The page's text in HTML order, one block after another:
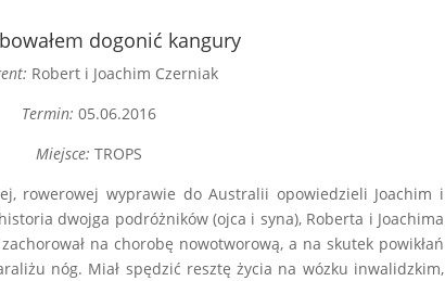
dogonić kangury
Robert i Joachim Czerniak
Termin: 05.06.2016
Miejsce: TROPS
rowerowej wyprawie do Australii opowiedzieli Joachim i
dwojga podróżników (ojca i syna), Roberta i Joachima
na chorobę nowotworową, a na skutek powikłań
nóg. Miał spędzić resztę życia na wózku inwalidzkim,